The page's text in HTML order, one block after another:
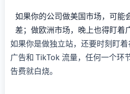
如果你的公司做美国市场，可能
差；做欧洲市场，晚上也得盯着
如果你是做独立站，还要时刻盯
广告和 TikTok 流量，任何一个环
告费就白烧。